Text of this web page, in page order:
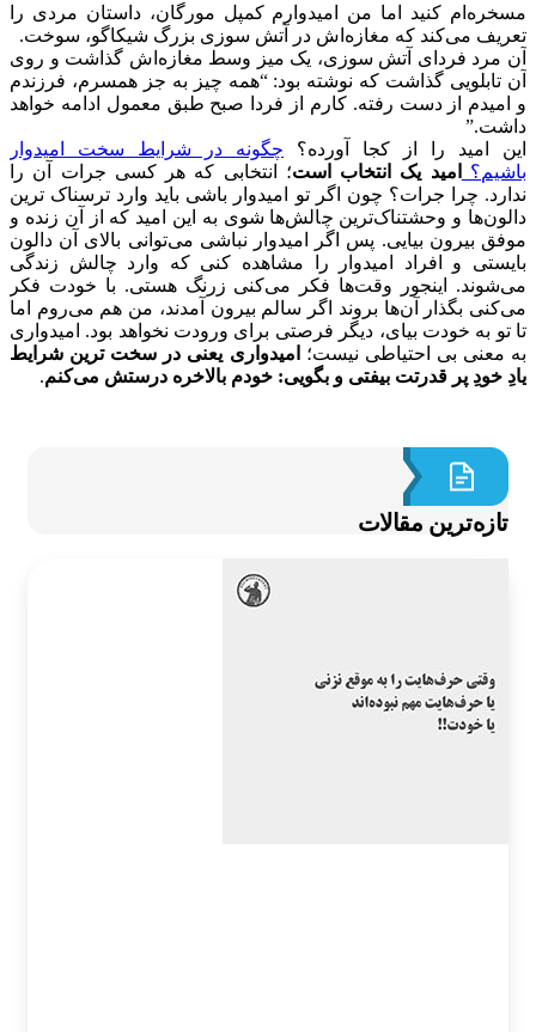
کنید اما من امیدوارم کمپل مورگان، داستان مردی را
می‌کند که مغازه‌اش در آتش سوزی بزرگ شیکاگو، سوخت.
فردای آتش سوزی، یک میز وسط مغازه‌اش گذاشت و روی
گذاشت که نوشته بود: “همه چیز به جز همسرم، فرزندم
از دست رفته. کارم از فردا صبح طبق معمول ادامه خواهد
امید را از کجا آورده؟چگونه در شرایط سخت امیدوار
امید یک انتخاب است؛ انتخابی که هر کسی جرات آن را
چرا جرات؟ چون اگر تو امیدوار باشی باید وارد ترسناک ترین
و وحشتناک‌ترین چالش‌ها شوی به این امید که از آن زنده و
بیرون بیایی. پس اگر امیدوار نباشی می‌توانی بالای آن دالون
و افراد امیدوار را مشاهده کنی که وارد چالش زندگی
اینجور وقت‌ها فکر می‌کنی زرنگ هستی. با خودت فکر
بگذار آن‌ها بروند اگر سالم بیرون آمدند، من هم می‌روم اما
به خودت بیای، دیگر فرصتی برای ورودت نخواهد بود. امیدواری
بی احتیاطی نیست؛امیدواری یعنی در سخت ترین شرایط
خودِ پر قدرتت بیفتی و بگویی: خودم بالاخره درستش می‌کنم .
مقالات